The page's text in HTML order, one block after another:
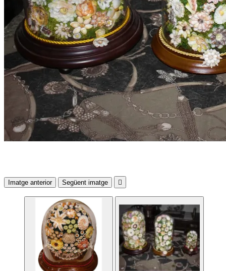
Imatge anterior Següent imatge 